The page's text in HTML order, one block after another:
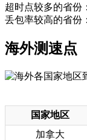
超时点较多的省份
丢包率较高的省份
海外测速点
国家地区
加拿大